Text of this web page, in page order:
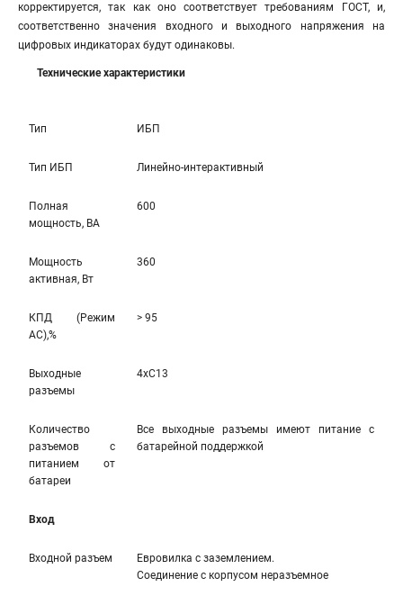
корректируется, так как оно соответствует требованиям ГОСТ, и,
соответственно значения входного и выходного напряжения на
цифровых индикаторах будут одинаковы.
Технические характеристики
Тип ИБП
Тип ИБП Линейно-интерактивный
Полная
мощность, ВА
600
Мощность
активная, Вт
360
КПД (Режим
AC),%
> 95
Выходные
разъемы
4xC13
Количество
разъемов с
питанием от
батареи
Все выходные разъемы имеют питание с
батарейной поддержкой
Вход
Входной разъем
Евровилка с заземлением.
Соединение с корпусом неразъемное